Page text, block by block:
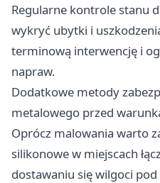
Regularne kontrole stanu
wykryć ubytki i
terminową interwencję i
napraw.
Dodatkowe metody
metalowego przed
Oprócz malowania warto
silikonowe w miejscach
dostawaniu się wilgoci pod